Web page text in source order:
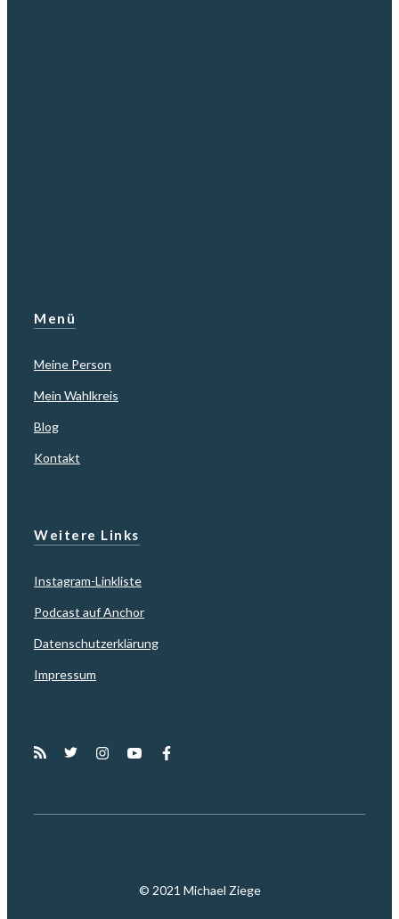
Menü
Meine Person
Mein Wahlkreis
Blog
Kontakt
Weitere Links
Instagram-Linkliste
Podcast auf Anchor
Datenschutzerklärung
Impressum
© 2021 Michael Ziege